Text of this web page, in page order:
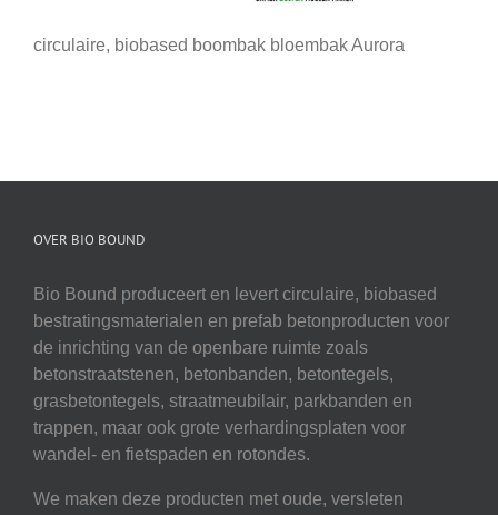
circulaire, biobased boombak bloembak Aurora
OVER BIO BOUND
Bio Bound produceert en levert circulaire, biobased
bestratingsmaterialen en prefab betonproducten voor
de inrichting van de openbare ruimte zoals
betonstraatstenen, betonbanden, betontegels,
grasbetontegels, straatmeubilair, parkbanden en
trappen, maar ook grote verhardingsplaten voor
wandel- en fietspaden en rotondes.
We maken deze producten met oude, versleten